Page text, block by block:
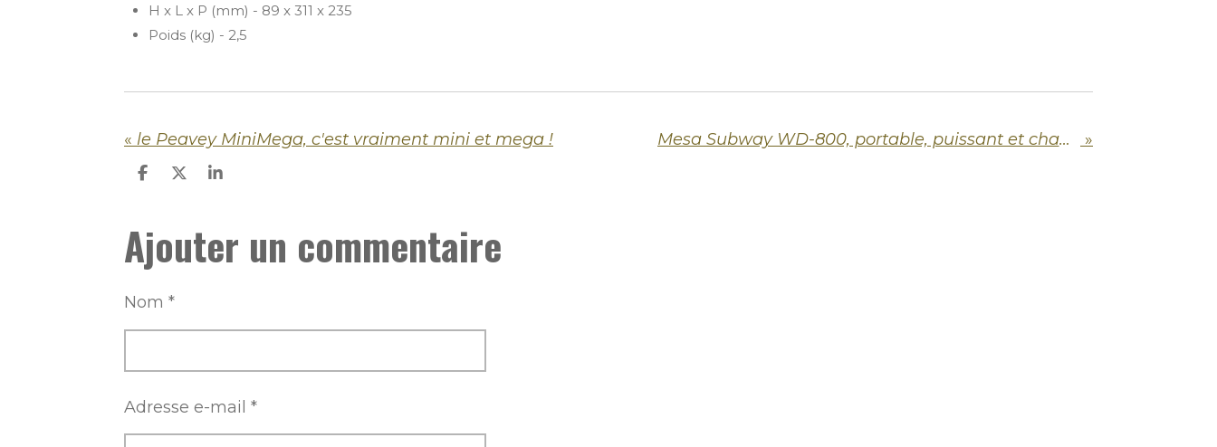
H x L x P (mm) - 89 x 311 x 235
Poids (kg) - 2,5
« le Peavey MiniMega, c'est vraiment mini et mega ! Mesa Subway WD-800, portable, puissant et chaud !!! »
P
a
g
P
a
g
P
a
g
Ajouter un commentaire
Nom *
Adresse e-mail *